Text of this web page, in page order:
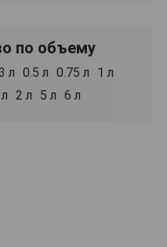
по объему
л 0.5 л 0.75 л
1 л
2 л 5 л 6 л